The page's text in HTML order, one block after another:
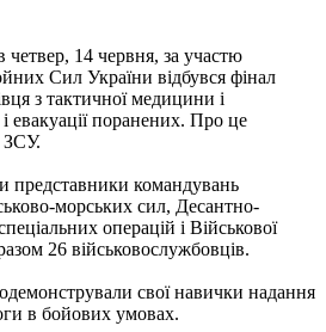
четвер, 14 червня, за участю
Сил України відбувся фінал
з тактичної медицини і
евакуації поранених. Про це
ЗСУ.
представники командувань
морських сил, Десантно-
операцій і Військової
26 військовослужбовців.
свої навички надання
в бойових умовах.